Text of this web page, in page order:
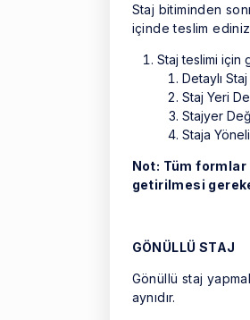
Staj bitiminden
içinde teslim
Staj teslimi için
Detaylı
Staj Yeri
Stajyer
Staja
Not: Tüm formlar
getirilmesi
GÖNÜLLÜ STAJ
Gönüllü staj
aynıdır.